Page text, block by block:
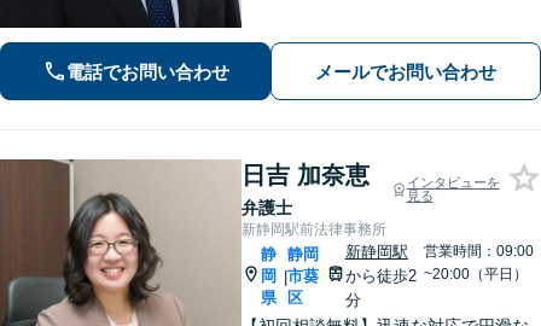
電話でお問い合わせ メールでお問い合わせ
日吉 加奈恵
弁護士
インタビューを
見る
新静岡駅前法律事務所
静
岡
県
|
静岡
市葵
区
新静岡駅
から徒歩2
分
営業時間：09:00
~20:00（平日）